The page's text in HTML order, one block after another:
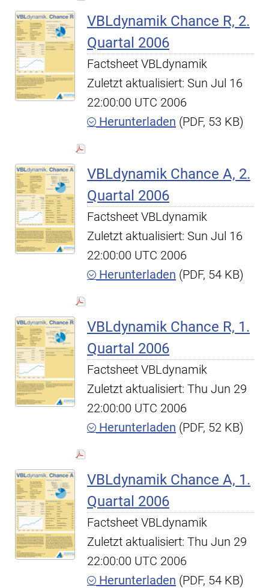
VBLdynamik Chance R, 2.
Quartal 2006
Factsheet VBLdynamik
Zuletzt aktualisiert: Sun Jul 16
22:00:00 UTC 2006
Herunterladen (PDF, 53 KB)
VBLdynamik Chance A, 2.
Quartal 2006
Factsheet VBLdynamik
Zuletzt aktualisiert: Sun Jul 16
22:00:00 UTC 2006
Herunterladen (PDF, 54 KB)
VBLdynamik Chance R, 1.
Quartal 2006
Factsheet VBLdynamik
Zuletzt aktualisiert: Thu Jun 29
22:00:00 UTC 2006
Herunterladen (PDF, 52 KB)
VBLdynamik Chance A, 1.
Quartal 2006
Factsheet VBLdynamik
Zuletzt aktualisiert: Thu Jun 29
22:00:00 UTC 2006
Herunterladen (PDF, 54 KB)